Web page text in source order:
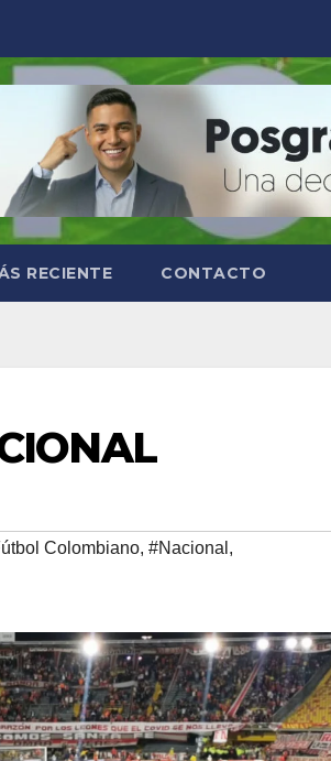
RECIENTE CONTACTO
Colombiano, #Nacional ,